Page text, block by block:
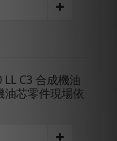
LL C3 合成機油
油芯零件現場依